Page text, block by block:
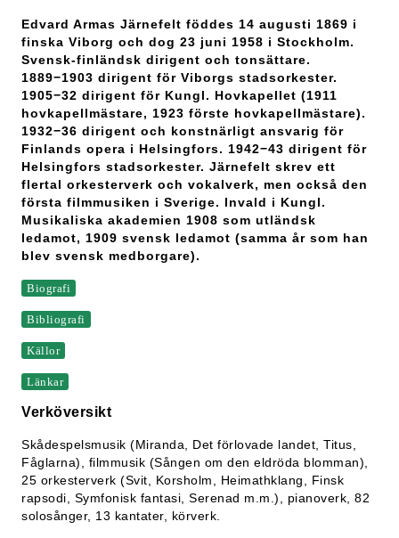
Edvard Armas Järnefelt föddes 14 augusti 1869 i
finska Viborg och dog 23 juni 1958 i Stockholm.
Svensk-finländsk dirigent och tonsättare.
1889−1903 dirigent för Viborgs stadsorkester.
1905−32 dirigent för Kungl. Hovkapellet (1911
hovkapellmästare, 1923 förste hovkapellmästare).
1932−36 dirigent och konstnärligt ansvarig för
Finlands opera i Helsingfors. 1942−43 dirigent för
Helsingfors stadsorkester. Järnefelt skrev ett
flertal orkesterverk och vokalverk, men också den
första filmmusiken i Sverige. Invald i Kungl.
Musikaliska akademien 1908 som utländsk
ledamot, 1909 svensk ledamot (samma år som han
blev svensk medborgare).
Biografi
Bibliografi
Källor
Länkar
Verköversikt
Skådespelsmusik (Miranda, Det förlovade landet, Titus,
Fåglarna), filmmusik (Sången om den eldröda blomman),
25 orkesterverk (Svit, Korsholm, Heimathklang, Finsk
rapsodi, Symfonisk fantasi, Serenad m.m.), pianoverk, 82
solosånger, 13 kantater, körverk.